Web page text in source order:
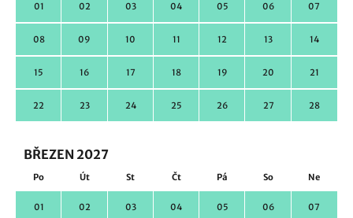
01 02 03 04 05 06 07
08 09 10 11 12 13 14
15 16 17 18 19 20 21
22 23 24 25 26 27 28
BŘEZEN 2027
Po Út St Čt Pá So Ne
01 02 03 04 05 06 07